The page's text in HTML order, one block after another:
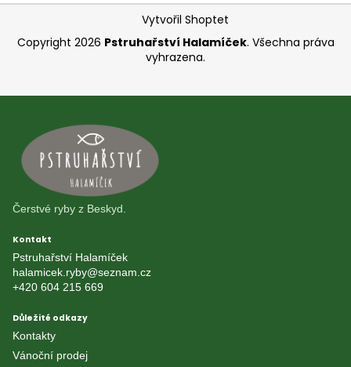
Zápatí
Vytvořil Shoptet
Copyright 2026 Pstruhařství Halamíček. Všechna práva
vyhrazena.
Čerstvé ryby z Beskyd.
Kontakt
Pstruhařství Halamíček
halamicek.ryby@seznam.cz
+420 604 215 669
Důležité odkazy
Kontakty
Vánoční prodej